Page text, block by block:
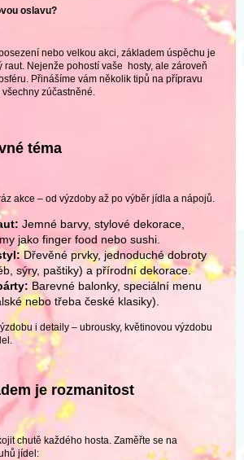
oslavu?
nebo velkou akci, základem úspěchu je
raut. Nejenže pohostí vaše hosty, ale zároveň
Přinášíme vám několik tipů na přípravu
zúčastněné.
téma
akce – od výzdoby až po výběr jídla a nápojů.
Jemné barvy, stylové dekorace,
jako finger food nebo sushi.
Dřevěné prvky, jednoduché dobroty
sýry, paštiky) a přírodní dekorace.
Barevné balonky, speciální menu
nebo třeba české klasiky).
i detaily – ubrousky, květinovou výzdobu
je rozmanitost
chutě každého hosta. Zaměřte se na
jídel: